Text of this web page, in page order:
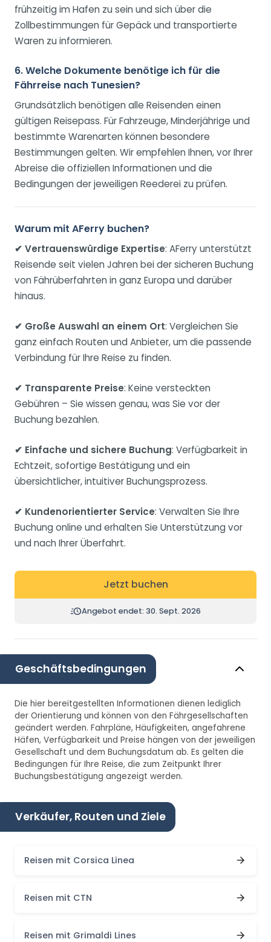
frühzeitig im Hafen zu sein und sich über die
Zollbestimmungen für Gepäck und transportierte
Waren zu informieren.
6. Welche Dokumente benötige ich für die
Fährreise nach Tunesien?
Grundsätzlich benötigen alle Reisenden einen
gültigen Reisepass. Für Fahrzeuge, Minderjährige und
bestimmte Warenarten können besondere
Bestimmungen gelten. Wir empfehlen Ihnen, vor Ihrer
Abreise die offiziellen Informationen und die
Bedingungen der jeweiligen Reederei zu prüfen.
Warum mit AFerry buchen?
✔ Vertrauenswürdige Expertise: AFerry unterstützt
Reisende seit vielen Jahren bei der sicheren Buchung
von Fährüberfahrten in ganz Europa und darüber
hinaus.
✔ Große Auswahl an einem Ort: Vergleichen Sie
ganz einfach Routen und Anbieter, um die passende
Verbindung für Ihre Reise zu finden.
✔ Transparente Preise: Keine versteckten
Gebühren – Sie wissen genau, was Sie vor der
Buchung bezahlen.
✔ Einfache und sichere Buchung: Verfügbarkeit in
Echtzeit, sofortige Bestätigung und ein
übersichtlicher, intuitiver Buchungsprozess.
✔ Kundenorientierter Service: Verwalten Sie Ihre
Buchung online und erhalten Sie Unterstützung vor
und nach Ihrer Überfahrt.
Jetzt buchen
Angebot endet: 30. Sept. 2026
Geschäftsbedingungen
Die hier bereitgestellten Informationen dienen lediglich
der Orientierung und können von den Fährgesellschaften
geändert werden. Fahrpläne, Häufigkeiten, angefahrene
Häfen, Verfügbarkeit und Preise hängen von der jeweiligen
Gesellschaft und dem Buchungsdatum ab. Es gelten die
Bedingungen für Ihre Reise, die zum Zeitpunkt Ihrer
Buchungsbestätigung angezeigt werden.
Verkäufer, Routen und Ziele
Reisen mit Corsica Linea
Reisen mit CTN
Reisen mit Grimaldi Lines